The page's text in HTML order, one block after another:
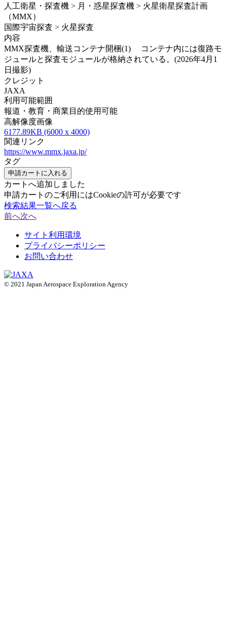
人工衛星・探査機 > 月・惑星探査機 > 火星衛星探査計画
（MMX）
国際宇宙探査 > 火星探査
内容
MMX探査機、輸送コンテナ開梱(1) コンテナ内には復路モ
ジュールと探査モジュールが格納されている。(2026年4月1
日撮影)
クレジット
JAXA
利用可能範囲
報道・教育・商業目的使用可能
高解像度画像
6177.89KB (6000 x 4000)
関連リンク
https://www.mmx.jaxa.jp/
タグ
申請カートに入れる
カートへ追加しました
申請カートのご利用にはCookieの許可が必要です
検索結果一覧へ戻る
前へ次へ
サイト利用環境
プライバシーポリシー
お問い合わせ
© 2021 Japan Aerospace Exploration Agency